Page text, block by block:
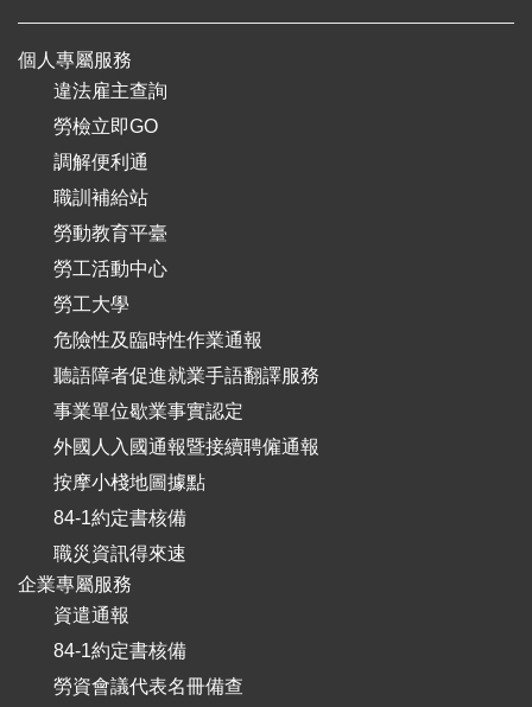
個人專屬服務
違法雇主查詢
勞檢立即GO
調解便利通
職訓補給站
勞動教育平臺
勞工活動中心
勞工大學
危險性及臨時性作業通報
聽語障者促進就業手語翻譯服務
事業單位歇業事實認定
外國人入國通報暨接續聘僱通報
按摩小棧地圖據點
84-1約定書核備
職災資訊得來速
企業專屬服務
資遣通報
84-1約定書核備
勞資會議代表名冊備查